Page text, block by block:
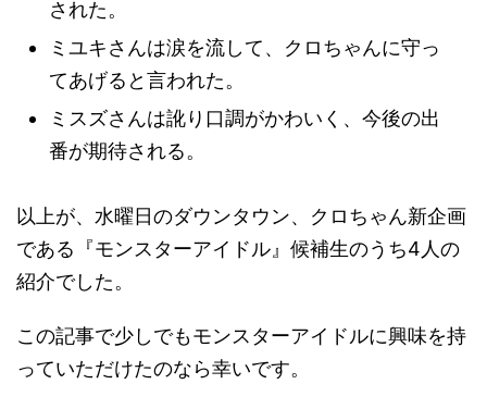
された。
ミユキさんは涙を流して、クロちゃんに守っ
てあげると言われた。
ミスズさんは訛り口調がかわいく、今後の出
番が期待される。
以上が、水曜日のダウンタウン、クロちゃん新企画
である『モンスターアイドル』候補生のうち4人の
紹介でした。
この記事で少しでもモンスターアイドルに興味を持
っていただけたのなら幸いです。